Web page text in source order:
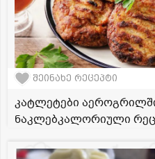
შეინახე რეცეპტი
კატლეტები აეროგრილში
ნაკლებკალორიული